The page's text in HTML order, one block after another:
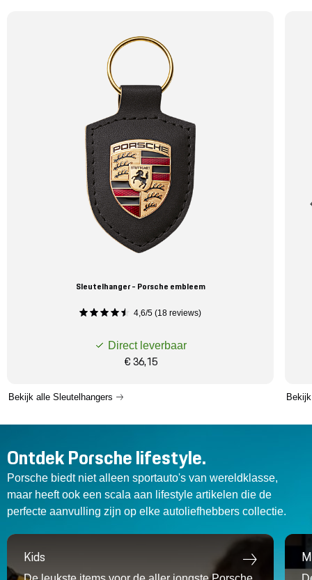
Porsche informatie
Sleutelhanger - Porsche embleem
4,6/5 (18 reviews)
Direct leverbaar
€ 36,15
Bekijk alle Sleutelhangers
Ontdek Porsche lifestyle.
Porsche biedt niet alleen sportauto's van wereldklasse,
maar heeft ook een scala aan lifestyle artikelen die de
perfecte aanvulling zijn op elke autoliefhebbers collectie.
Kids